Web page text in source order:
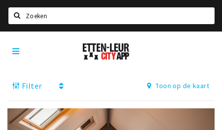
Home
Deals
Nieuws, interviews & blogs
Etten-
Leur
Filter
Toon op de kaart